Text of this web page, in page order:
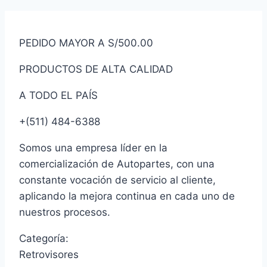
PEDIDO MAYOR A S/500.00
PRODUCTOS DE ALTA CALIDAD
A TODO EL PAÍS
+(511) 484-6388
Somos una empresa líder en la
comercialización de Autopartes, con una
constante vocación de servicio al cliente,
aplicando la mejora continua en cada uno de
nuestros procesos.
Categoría:
Retrovisores